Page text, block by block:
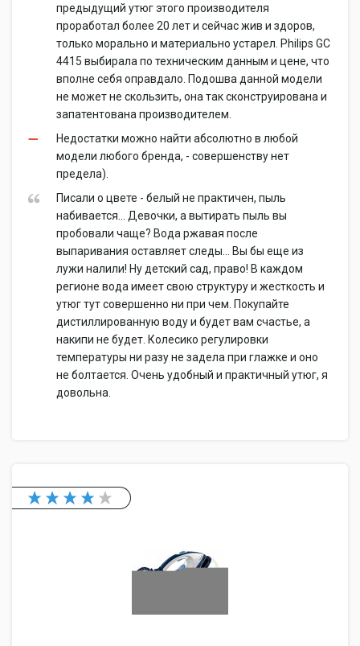
предыдущий утюг этого производителя
проработал более 20 лет и сейчас жив и здоров,
только морально и материально устарел. Philips GC
4415 выбирала по техническим данным и цене, что
вполне себя оправдало. Подошва данной модели
не может не скользить, она так сконструирована и
запатентована производителем.
Недостатки можно найти абсолютно в любой
модели любого бренда, - совершенству нет
предела).
Писали о цвете - белый не практичен, пыль
набивается... Девочки, а вытирать пыль вы
пробовали чаще? Вода ржавая после
выпаривания оставляет следы... Вы бы еще из
лужи налили! Ну детский сад, право! В каждом
регионе вода имеет свою структуру и жесткость и
утюг тут совершенно ни при чем. Покупайте
дистиллированную воду и будет вам счастье, а
накипи не будет. Колесико регулировки
температуры ни разу не задела при глажке и оно
не болтается. Очень удобный и практичный утюг, я
довольна.